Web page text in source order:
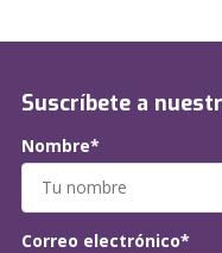
Suscríbete a
Nombre*
Correo electrónico*